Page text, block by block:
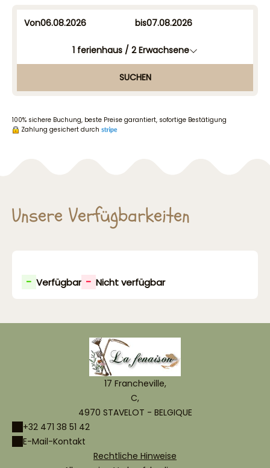
Von bis
1 ferienhaus / 2Erwachsene
SUCHEN
100% sichere Buchung, beste Preise garantiert, sofortige Bestätigung
Zahlung gesichert durch
Unsere Verfügbarkeiten
- Verfügbar - Nicht verfügbar
17 Francheville,
C,
4970 STAVELOT - BELGIQUE
+32 471 38 51 42
E-Mail-Kontakt
Rechtliche Hinweise